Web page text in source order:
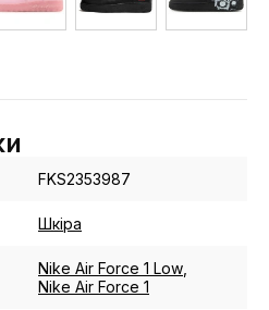
FKS2353987
Шкіра
Nike Air Force 1 Low
Nike Air Force 1